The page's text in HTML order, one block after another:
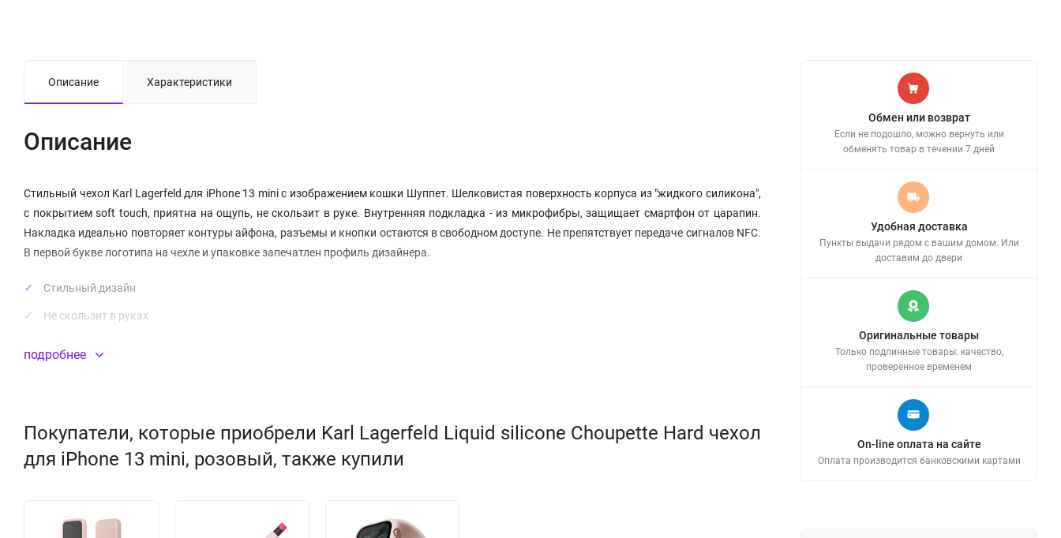
Описание Характеристики
Описание
Стильный чехол Karl Lagerfeld для iPhone 13 mini с изображением кошки Шуппет. Шелковистая поверхность корпуса из "жидкого силикона",
с покрытием soft touch, приятна на ощупь, не скользит в руке. Внутренняя подкладка - из микрофибры, защищает смартфон от царапин.
Накладка идеально повторяет контуры айфона, разъемы и кнопки остаются в свободном доступе. Не препятствует передаче сигналов NFC.
В первой букве логотипа на чехле и упаковке запечатлен профиль дизайнера.
Стильный дизайн
Не скользит в руках
подробнее
Покупатели, которые приобрели Karl Lagerfeld Liquid silicone Choupette Hard чехол
для iPhone 13 mini, розовый, также купили
Обмен или возврат
Если не подошло, можно вернуть или
обменять товар в течении 7 дней
Удобная доставка
Пункты выдачи рядом с вашим домом. Или
доставим до двери
Оригинальные товары
Только подлинные товары: качество,
проверенное временем
On-line оплата на сайте
Оплата производится банковскими картами